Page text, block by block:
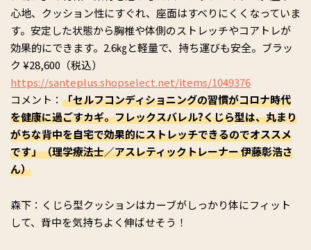
心地、クッション性にすぐれ、座面はすべりにくくなっていま
す。安定した状態から胸椎や体側のストレッチやコアトレが
効果的にできます。2.6㎏と軽量で、持ち運びも安全。ブラッ
ク ¥28,600（税込）
https://santeplus.shopselect.net/items/1049376
コメント： 「セルフコンディショニングの習慣がコロナ時代
を健康に過ごすカギ。フレックスバレル?くじら型は、丸まり
がちな背中を自宅で効果的にストレッチできるのでオススメ
です」（理学療法士／アスレティックトレーナー 伊藤彰浩さ
ん）
森下：くじら型クッションはカーブがしっかり体にフィット
して、背中を気持ちよく伸ばせそう！